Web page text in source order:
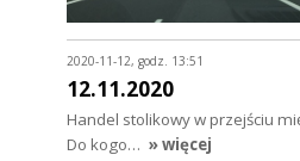
2020-11-12, godz. 13:51
12.11.2020
Handel stolikowy w przejściu
Do kogo… » więcej